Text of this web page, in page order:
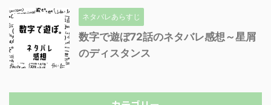
ネタバレあらすじ
数字で遊ぼ72話のネタバレ感想～星屑
のディスタンス